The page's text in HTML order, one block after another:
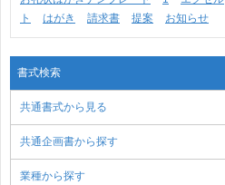
ト
はがき 請求書 提案 お知らせ
書式検索
共通書式から見る
共通企画書から探す
業種から探す